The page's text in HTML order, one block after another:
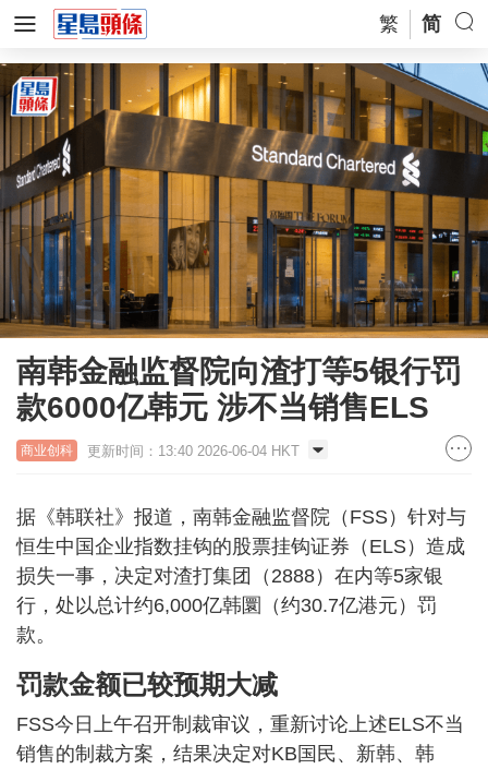
繁 简
南韩金融监督院向渣打等5银行罚
款6000亿韩元 涉不当销售ELS
商业创科 更新时间：13:40 2026-06-04 HKT
据《韩联社》报道，南韩金融监督院（FSS）针对与
恒生中国企业指数挂钩的股票挂钩证券（ELS）造成
损失一事，决定对渣打集团（2888）在内等5家银
行，处以总计约6,000亿韩圜（约30.7亿港元）罚
款。
罚款金额已较预期大减
FSS今日上午召开制裁审议，重新讨论上述ELS不当
销售的制裁方案，结果决定对KB国民、新韩、韩